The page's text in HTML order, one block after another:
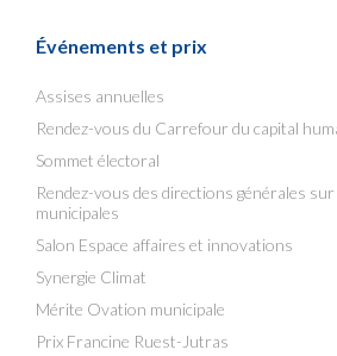
Événements et prix
Assises annuelles
Rendez-vous du Carrefour du capital
Sommet électoral
Rendez-vous des directions générales
municipales
Salon Espace affaires et innovations
Synergie Climat
Mérite Ovation municipale
Prix Francine Ruest-Jutras